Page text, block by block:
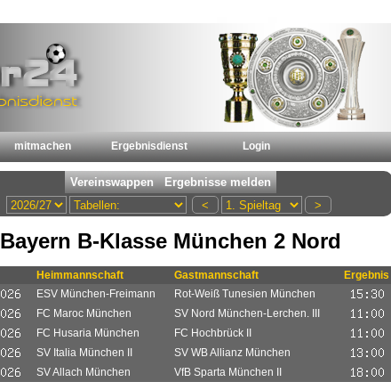
mitmachen Ergebnisdienst Login
Bayern B-Klasse München 2 Nord
Heimmannschaft Gastmannschaft
Ergebnis
ESV München-Freimann
Rot-Weiß Tunesien München
FC Maroc München
SV Nord München-Lerchen. III
FC Husaria München
FC Hochbrück II
SV Italia München II
SV WB Allianz München
SV Allach München
VfB Sparta München II